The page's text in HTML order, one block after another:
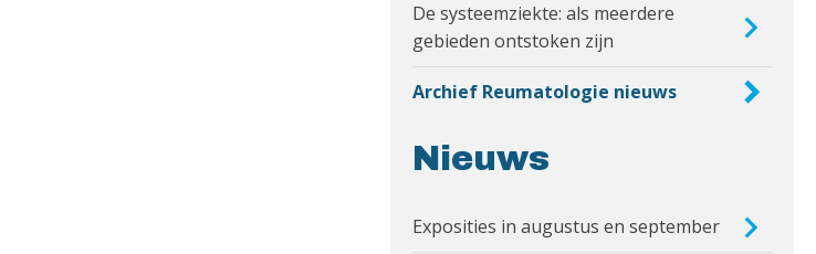
De systeemziekte: als meerdere
gebieden ontstoken zijn
Archief Reumatologie nieuws
Nieuws
Exposities in augustus en september